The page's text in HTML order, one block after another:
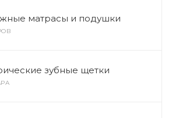
матрасы и подушки
зубные щетки